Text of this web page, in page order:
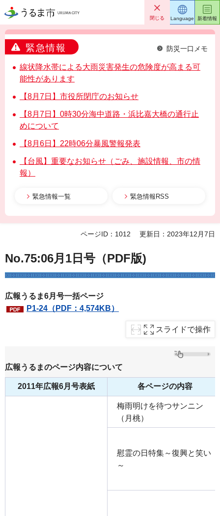
うるま市 閉じる
緊急情報 防災一口メモ
線状降水帯による大雨災害発生の危険度が高まる可
能性があります
【8月7日】市役所閉庁のお知らせ
【8月7日】0時30分海中道路・浜比嘉大橋の通行止
めについて
【8月6日】22時06分暴風警報発表
【台風】重要なお知らせ（ごみ、施設情報、市の情
報）
緊急情報一覧 緊急情報RSS
Language 新着情報
ページID：1012 更新日：2023年12月7日
No.75:06月1日号（PDF版)
広報うるま6月号一括ページ
P1-24（PDF：4,574KB）
スライドで操作
広報うるまのページ内容について
2011年広報6月号表紙 各ページの内容
梅雨明けを待つサンニン
（月桃）
慰霊の日特集～復興と笑い
～